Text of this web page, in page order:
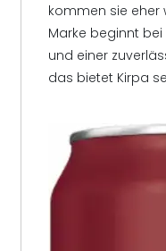
kommen sie eher
Marke beginnt
und einer
das bietet Kirpa